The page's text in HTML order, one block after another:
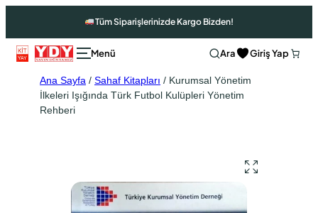
Tüm Siparişlerinizde Kargo Bizden!
Ara Giriş Yap
Ana Sayfa / Sahaf Kitapları / Kurumsal Yönetim
İlkeleri Işığında Türk Futbol Kulüpleri Yönetim
Rehberi